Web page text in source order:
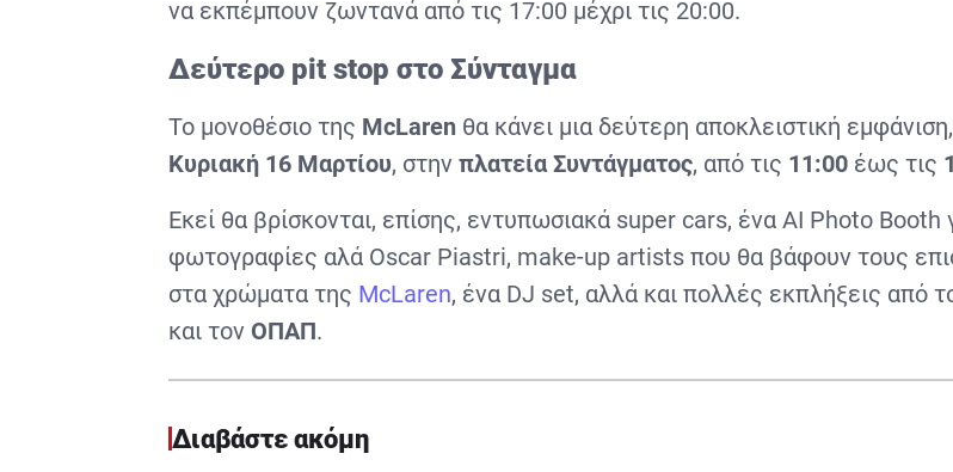
να εκπέμπουν ζωντανά από τις 17:00 μέχρι τις 20:00.
Δεύτερο pit stop στο Σύνταγμα
Το μονοθέσιο της McLaren θα κάνει μια δεύτερη αποκλειστική
Κυριακή 16 Μαρτίου, στην πλατεία Συντάγματος, από τις 11:00 έως τις
Εκεί θα βρίσκονται, επίσης, εντυπωσιακά super cars, ένα ΑΙ Photo Booth
φωτογραφίες αλά Oscar Piastri, make-up artists που θα βάφουν τους
στα χρώματα της McLaren, ένα DJ set, αλλά και πολλές εκπλήξεις από
και τον ΟΠΑΠ.
Διαβάστε ακόμη